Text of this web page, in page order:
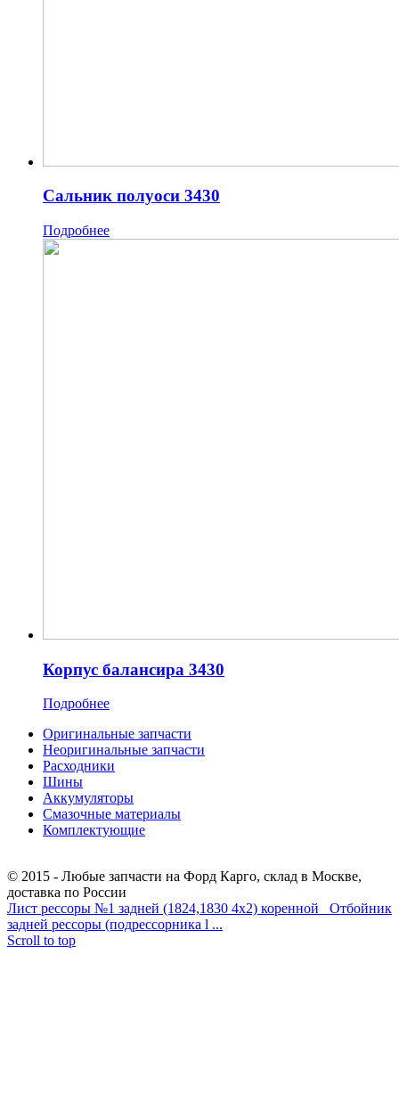
Сальник полуоси 3430
Подробнее
Корпус балансира 3430
Подробнее
Оригинальные запчасти
Неоригинальные запчасти
Расходники
Шины
Аккумуляторы
Смазочные материалы
Комплектующие
© 2015 - Любые запчасти на Форд Карго, склад в Москве,
доставка по России
Лист рессоры №1 задней (1824,1830 4х2) коренной
Отбойник
задней рессоры (подрессорника l ...
Scroll to top